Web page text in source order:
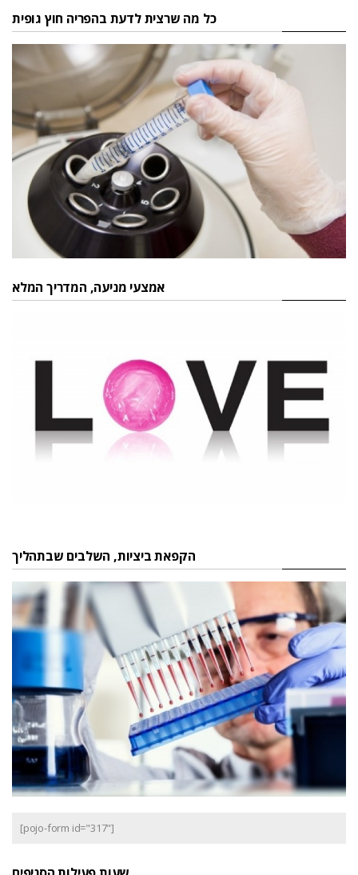
כל מה שרצית לדעת בהפריה חוץ גופית
אמצעי מניעה, המדריך המלא
הקפאת ביציות, השלבים שבתהליך
[pojo-form id="317"]